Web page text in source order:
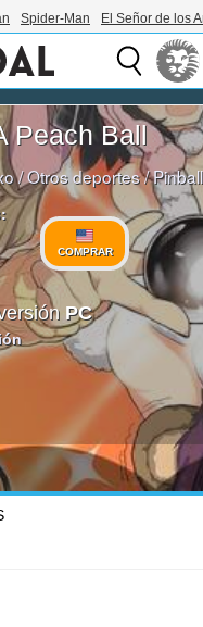
Spider-Man El Señor de los
Peach Ball
/Otros deportes/Pinball
COMPRAR
PC